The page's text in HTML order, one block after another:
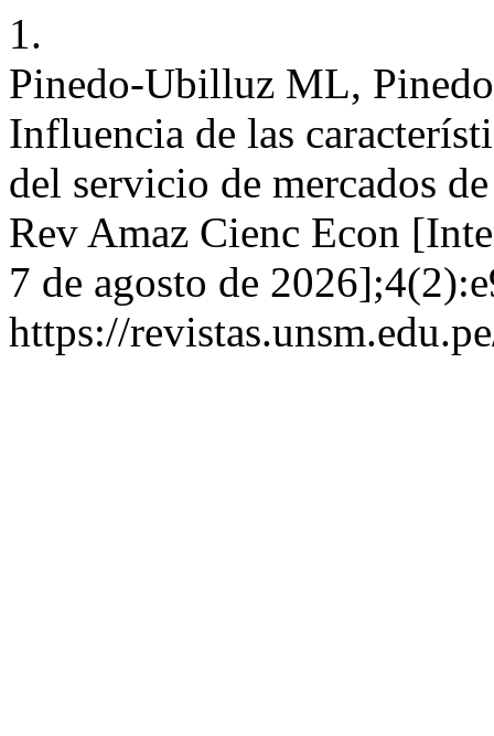
1.
Pinedo-Ubilluz ML,
Influencia de las
del servicio de mercados
Rev Amaz Cienc Econ
7 de agosto de
https://